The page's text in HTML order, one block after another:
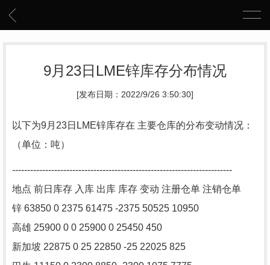
9月23日LME锌库存分布情况
[发布日期：2022/9/26 3:50:30]
以下为9月23日LME锌库存在 主要仓库的分布变动情况：
（单位：吨）
-------------------------------------------------------------------------
地点 前日库存 入库 出库 库存 变动 注册仓单 注销仓单
锌 63850 0 2375 61475 -2375 50525 10950
高雄 25900 0 0 25900 0 25450 450
新加坡 22875 0 25 22850 -25 22025 825